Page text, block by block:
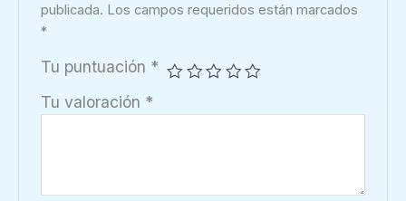
publicada. Los campos requeridos están marcados
*
Tu puntuación *
Tu valoración *